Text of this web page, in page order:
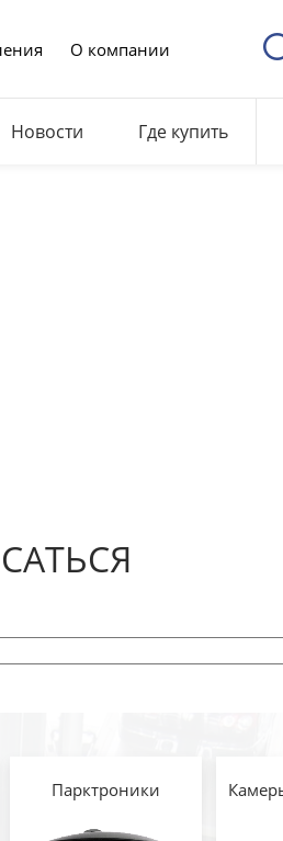
О компании
Новости Где купить
Парктроники